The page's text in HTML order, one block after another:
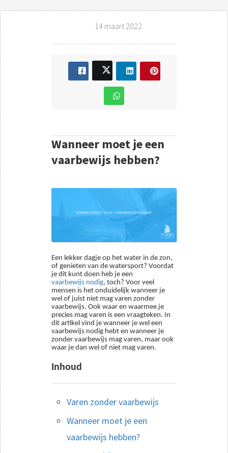
14 maart 2022
Wanneer moet je een
vaarbewijs hebben?
Een lekker dagje op het water in de zon,
of genieten van de watersport? Voordat
je dit kunt doen heb je een
vaarbewijs nodig, toch? Voor veel
mensen is het onduidelijk wanneer je
wel of juist niet mag varen zonder
vaarbewijs. Ook waar en waarmee je
precies mag varen is een vraagteken. In
dit artikel vind je wanneer je wel een
vaarbewijs nodig hebt en wanneer je
zonder vaarbewijs mag varen, maar ook
waar je dan wel of niet mag varen.
Inhoud
Varen zonder vaarbewijs
Wanneer moet je een
vaarbewijs hebben?